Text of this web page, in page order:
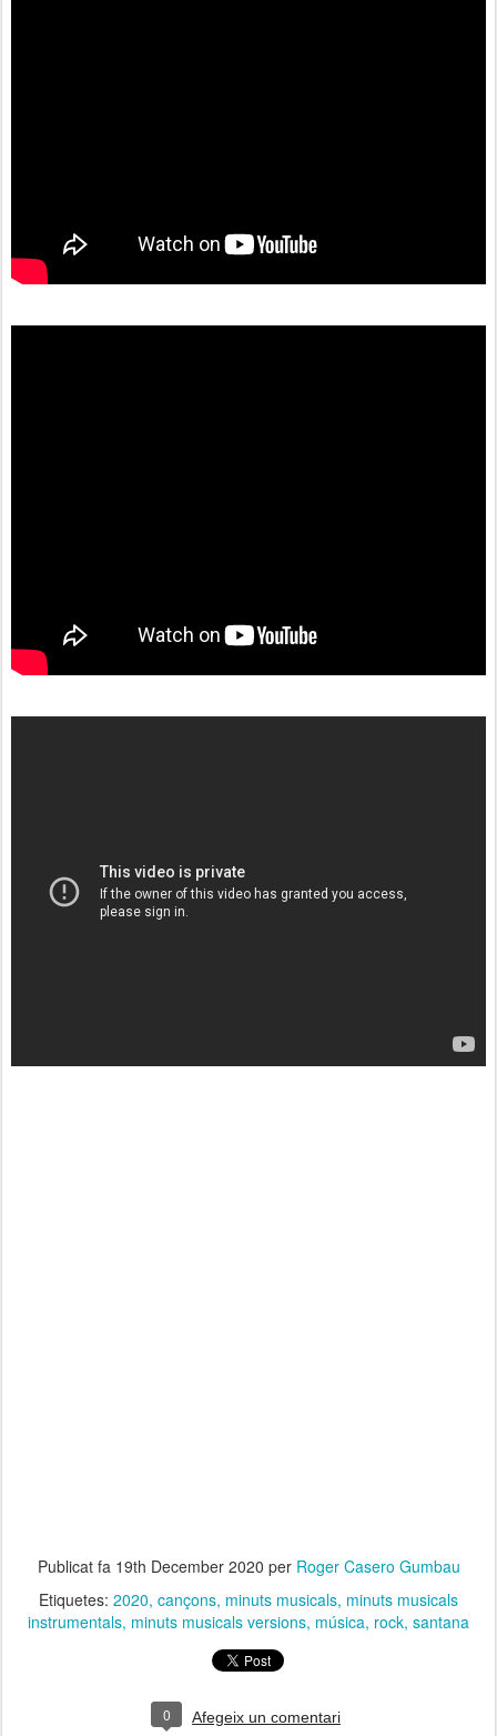
Publicat fa 19th December 2020 per Roger Casero Gumbau
Etiquetes: 2020 cançons minuts musicals minuts musicals
instrumentals minuts musicals versions música rock santana
0 Afegeix un comentari